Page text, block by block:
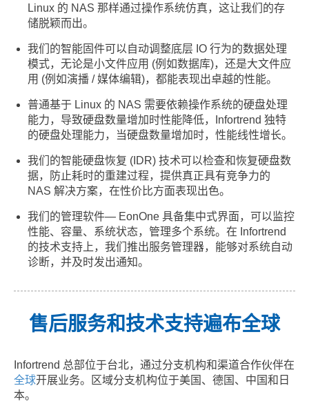
Linux 的 NAS 那样通过操作系统仿真，这让我们的存
储脱颖而出。
我们的智能固件可以自动调整底层 IO 行为的数据处理
模式，无论是小文件应用 (例如数据库)，还是大文件应
用 (例如演播 / 媒体编辑)，都能表现出卓越的性能。
普通基于 Linux 的 NAS 需要依赖操作系统的硬盘处理
能力，导致硬盘数量增加时性能降低，Infortrend 独特
的硬盘处理能力，当硬盘数量增加时，性能线性增长。
我们的智能硬盘恢复 (IDR) 技术可以检查和恢复硬盘数
据，防止耗时的重建过程，提供真正具有竞争力的
NAS 解决方案，在性价比方面表现出色。
我们的管理软件— EonOne 具备集中式界面，可以监控
性能、容量、系统状态，管理多个系统。在 Infortrend
的技术支持上，我们推出服务管理器，能够对系统自动
诊断，并及时发出通知。
售后服务和技术支持遍布全球
Infortrend 总部位于台北，通过分支机构和渠道合作伙伴在
全球开展业务。区域分支机构位于美国、德国、中国和日
本。